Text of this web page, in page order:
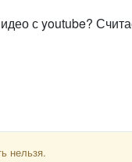
с youtube?
нельзя.